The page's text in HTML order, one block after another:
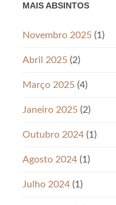
MAIS ABSINTOS
Novembro 2025 (1)
Abril 2025 (2)
Março 2025 (4)
Janeiro 2025 (2)
Outubro 2024 (1)
Agosto 2024 (1)
Julho 2024 (1)